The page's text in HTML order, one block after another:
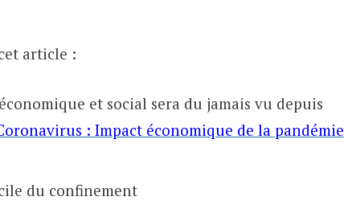
article :
et social sera du jamais vu depuis
: Impact économique de la pandémie
du confinement